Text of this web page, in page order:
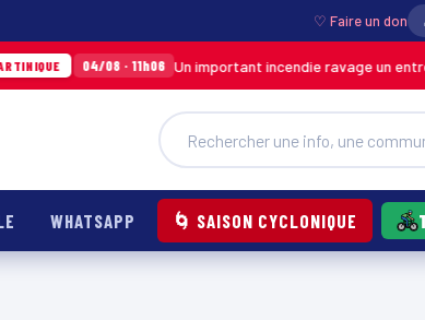
♡ Faire un don
04/08 · 11h06 Un important incendie ravage un entrepôt de
WHATSAPP 🌀 SAISON CYCLONIQUE